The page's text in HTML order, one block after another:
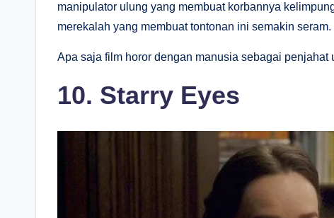
manipulator ulung yang membuat korbannya
merekalah yang membuat tontonan ini semakin seram.
Apa saja film horor dengan manusia sebagai
10. Starry Eyes